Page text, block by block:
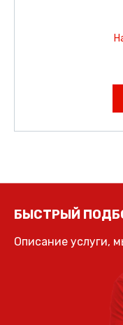
БЫСТРЫЙ
Описание услуги,